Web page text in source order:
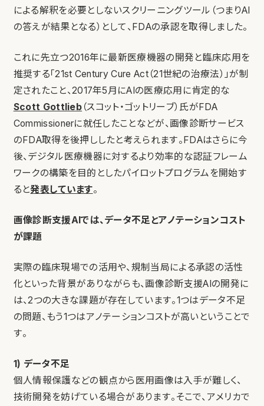
による解釈を必要としないスクリーニングツール（つまりAI
の答えが結果となる）として、FDAの承認を取得しました。
これに先立つ2016年に最新医療機器の開発と臨床応用を
推奨する「21st Century Cure Act（21世紀の治療法）」が制
定されたこと、2017年5月にAIの医療応用に肯定的な
Scott Gottlieb （スコット・ゴットリーブ）氏がFDA
Commissionerに就任したことなどが、画像診断サービス
のFDA取得を後押ししたと考えられます。FDAはさらに今
後、デジタル医療機器に対するより効率的な認証フレーム
ワークの構築を目的としたパイロットプログラムを開始す
ると発表しています。
画像診断支援AIでは、データ不足とアノテーションコスト
が課題
実際の臨床現場での活用や、規制当局による承認の活性
化といった背景がありながらも、画像診断支援AIの開発に
は、2つの大きな課題が存在しています。1つはデータ不足
の問題、もう1つはアノテーションコストが高いということで
す。
1) データ不足
個人情報保護などの観点から医用画像は入手が難しく、
技術開発を妨げている場合があります。そこで、アメリカで